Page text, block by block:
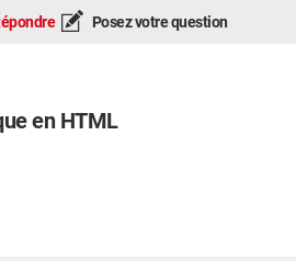
Posez votre question
en HTML